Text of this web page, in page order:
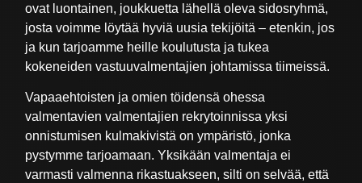
ovat luontainen, joukkuetta lähellä oleva sidosryhmä,
josta voimme löytää hyviä uusia tekijöitä – etenkin, jos
ja kun tarjoamme heille koulutusta ja tukea
kokeneiden vastuuvalmentajien johtamissa tiimeissä.
Vapaaehtoisten ja omien töidensä ohessa
valmentavien valmentajien rekrytoinnissa yksi
onnistumisen kulmakivistä on ympäristö, jonka
pystymme tarjoamaan. Yksikään valmentaja ei
varmasti valmenna rikastuakseen, silti on selvää, että